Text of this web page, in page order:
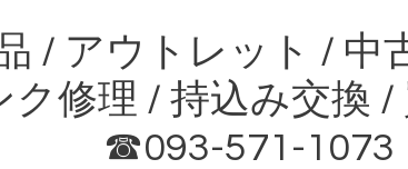
/ アウトレット / 中
ク修理 / 持込み交換 /
☎093-571-1073